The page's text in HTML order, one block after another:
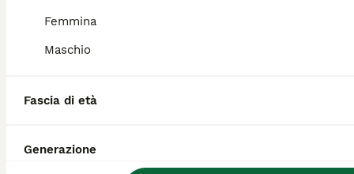
Femmina
Maschio
Fascia di età
Generazione
Quali sono le caratteristiche
del cane fonnese?
Quanto costa un cucciolo di